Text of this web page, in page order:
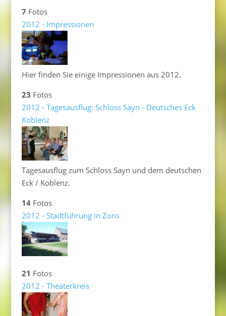
7 Fotos
2012 - Impressionen
Hier finden Sie einige Impressionen aus 2012.
23 Fotos
2012 - Tagesausflug: Schloss Sayn - Deutsches Eck
Koblenz
Tagesausflug zum Schloss Sayn und dem deutschen
Eck / Koblenz.
14Fotos
2012 - Stadtführung in Zons
21 Fotos
2012 - Theaterkreis